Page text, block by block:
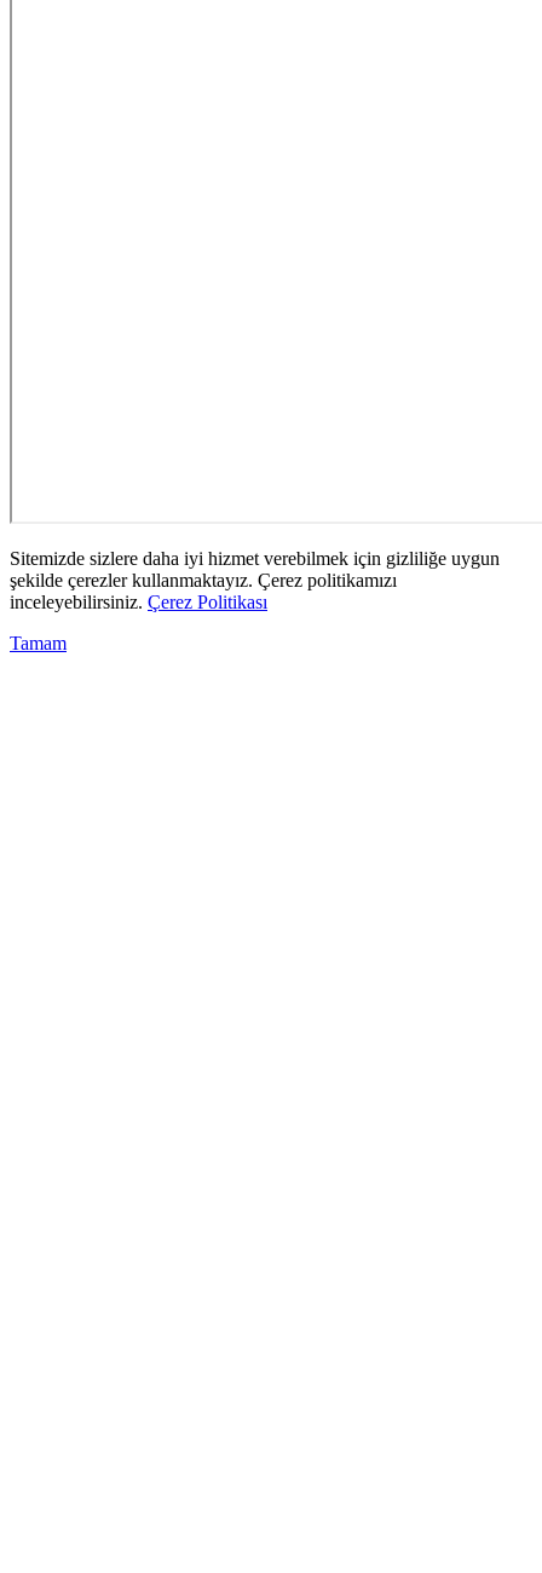
Sitemizde sizlere daha iyi hizmet verebilmek için gizliliğe uygun
şekilde çerezler kullanmaktayız. Çerez politikamızı
inceleyebilirsiniz. Çerez Politikası
Tamam